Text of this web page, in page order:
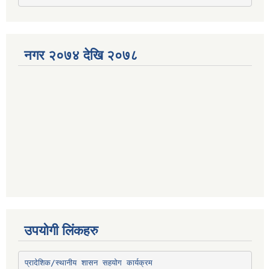
नगर २०७४ देखि २०७८
उपयोगी लिंकहरु
प्रादेशिक/स्थानीय शासन सहयोग कार्यक्रम